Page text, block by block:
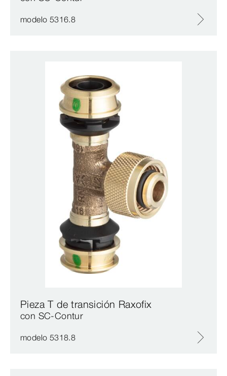
modelo 5316.8
Pieza T de transición Raxofix
con SC‑Contur
modelo 5318.8